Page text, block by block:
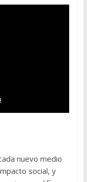
nuevo medio
social, y